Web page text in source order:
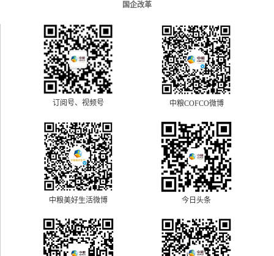
国企改革
订阅号、视频号 中粮COFCO微博
中粮美好生活微博 今日头条